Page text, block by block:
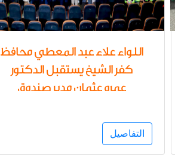
اللواء علاء عبد المعطي محافظ
كفر الشيخ يستقبل الدكتور
عمرو عثمان مدير صندوق
المشترك في تنفيذ الأنشطة
التوعوية لحماية الشباب من
التفاصيل